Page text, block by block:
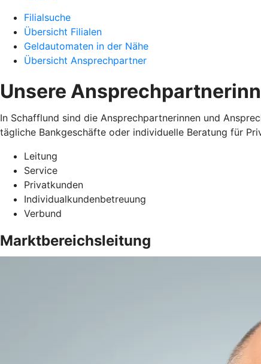
Filialsuche
Übersicht Filialen
Geldautomaten in der Nähe
Übersicht Ansprechpartner
Unsere
In Schafflund sind die Ansprechpartnerinnen und
tägliche Bankgeschäfte oder individuelle Beratung für
Leitung
Service
Privatkunden
Individualkundenbetreuung
Verbund
Marktbereichsleitung